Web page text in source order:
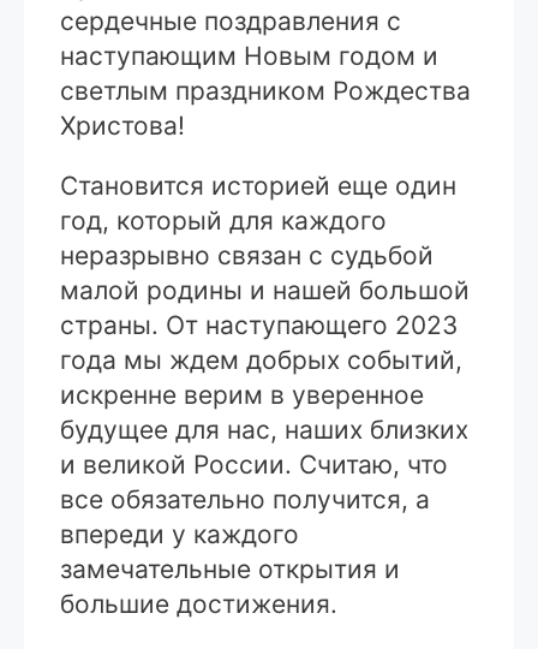
сердечные поздравления с
наступающим Новым годом и
светлым праздником Рождества
Христова!
Становится историей еще один
год, который для каждого
неразрывно связан с судьбой
малой родины и нашей большой
страны. От наступающего 2023
года мы ждем добрых событий,
искренне верим в уверенное
будущее для нас, наших близких
и великой России. Считаю, что
все обязательно получится, а
впереди у каждого
замечательные открытия и
большие достижения.